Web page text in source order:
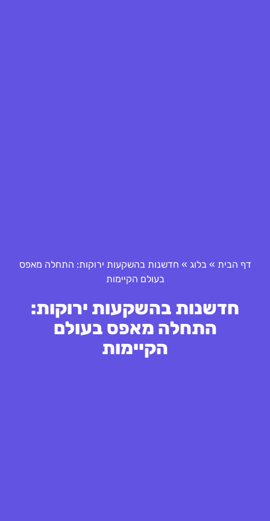
דף הבית » בלוג » חדשנות בהשקעות ירוקות: התחלה מאפס
בעולם הקיימות
חדשנות בהשקעות ירוקות:
התחלה מאפס בעולם
הקיימות